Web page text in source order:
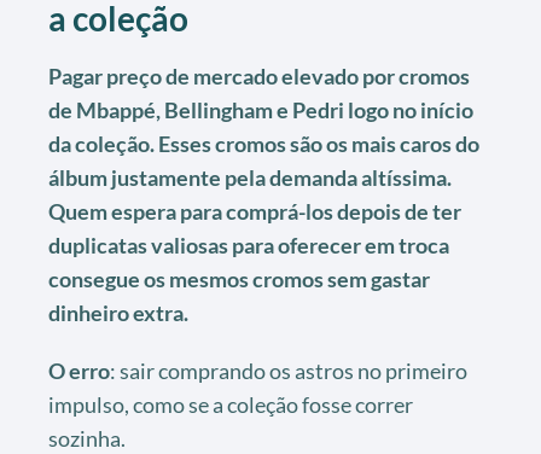
a coleção
Pagar preço de mercado elevado por cromos
de Mbappé, Bellingham e Pedri logo no início
da coleção. Esses cromos são os mais caros do
álbum justamente pela demanda altíssima.
Quem espera para comprá-los depois de ter
duplicatas valiosas para oferecer em troca
consegue os mesmos cromos sem gastar
dinheiro extra.
O erro: sair comprando os astros no primeiro
impulso, como se a coleção fosse correr
sozinha.